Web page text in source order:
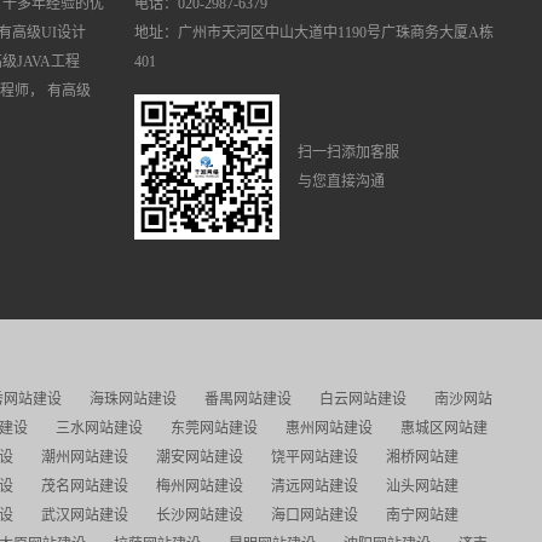
高级UI设计
JAVA工程
师， 有高级
地址：广州市天河区中山大道中1190号广珠商务大厦A栋
401
扫一扫添加客服
与您直接沟通
网站建设 海珠网站建设 番禺网站建设 白云网站建设
南沙网站
设
三水网站建设 东莞网站建设 惠州网站建设
惠城区网站建
潮州网站建设 潮安网站建设 饶平网站建设
湘桥网站建
茂名网站建设 梅州网站建设 清远网站建设
汕头网站建
武汉网站建设 长沙网站建设 海口网站建设
南宁网站建